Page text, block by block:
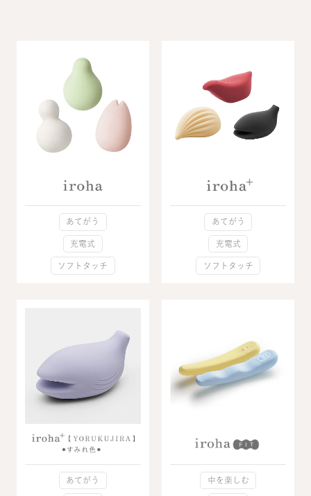
あてがう
充電式
ソフトタッチ
あてがう
充電式
ソフトタッチ
あてがう 中を楽しむ